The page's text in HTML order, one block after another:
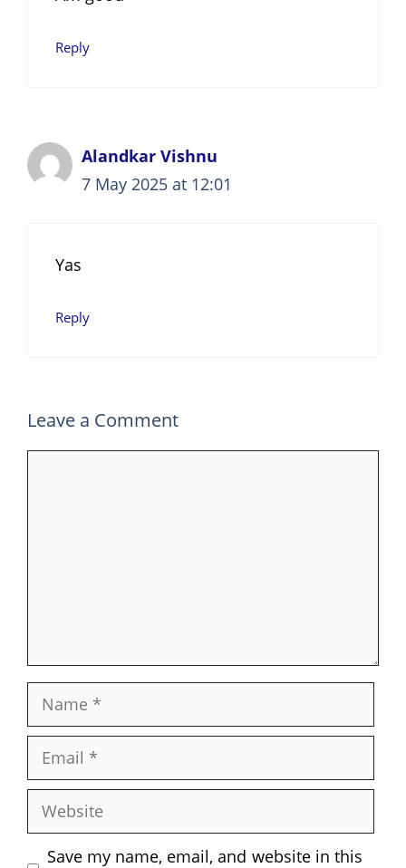
Reply
Alandkar Vishnu
7 May 2025 at 12:01
Yas
Reply
Leave a Comment
Name
Email
Website
Save my name, email, and website in this